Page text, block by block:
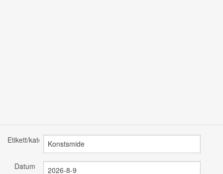
Etikett/kategori
Datum